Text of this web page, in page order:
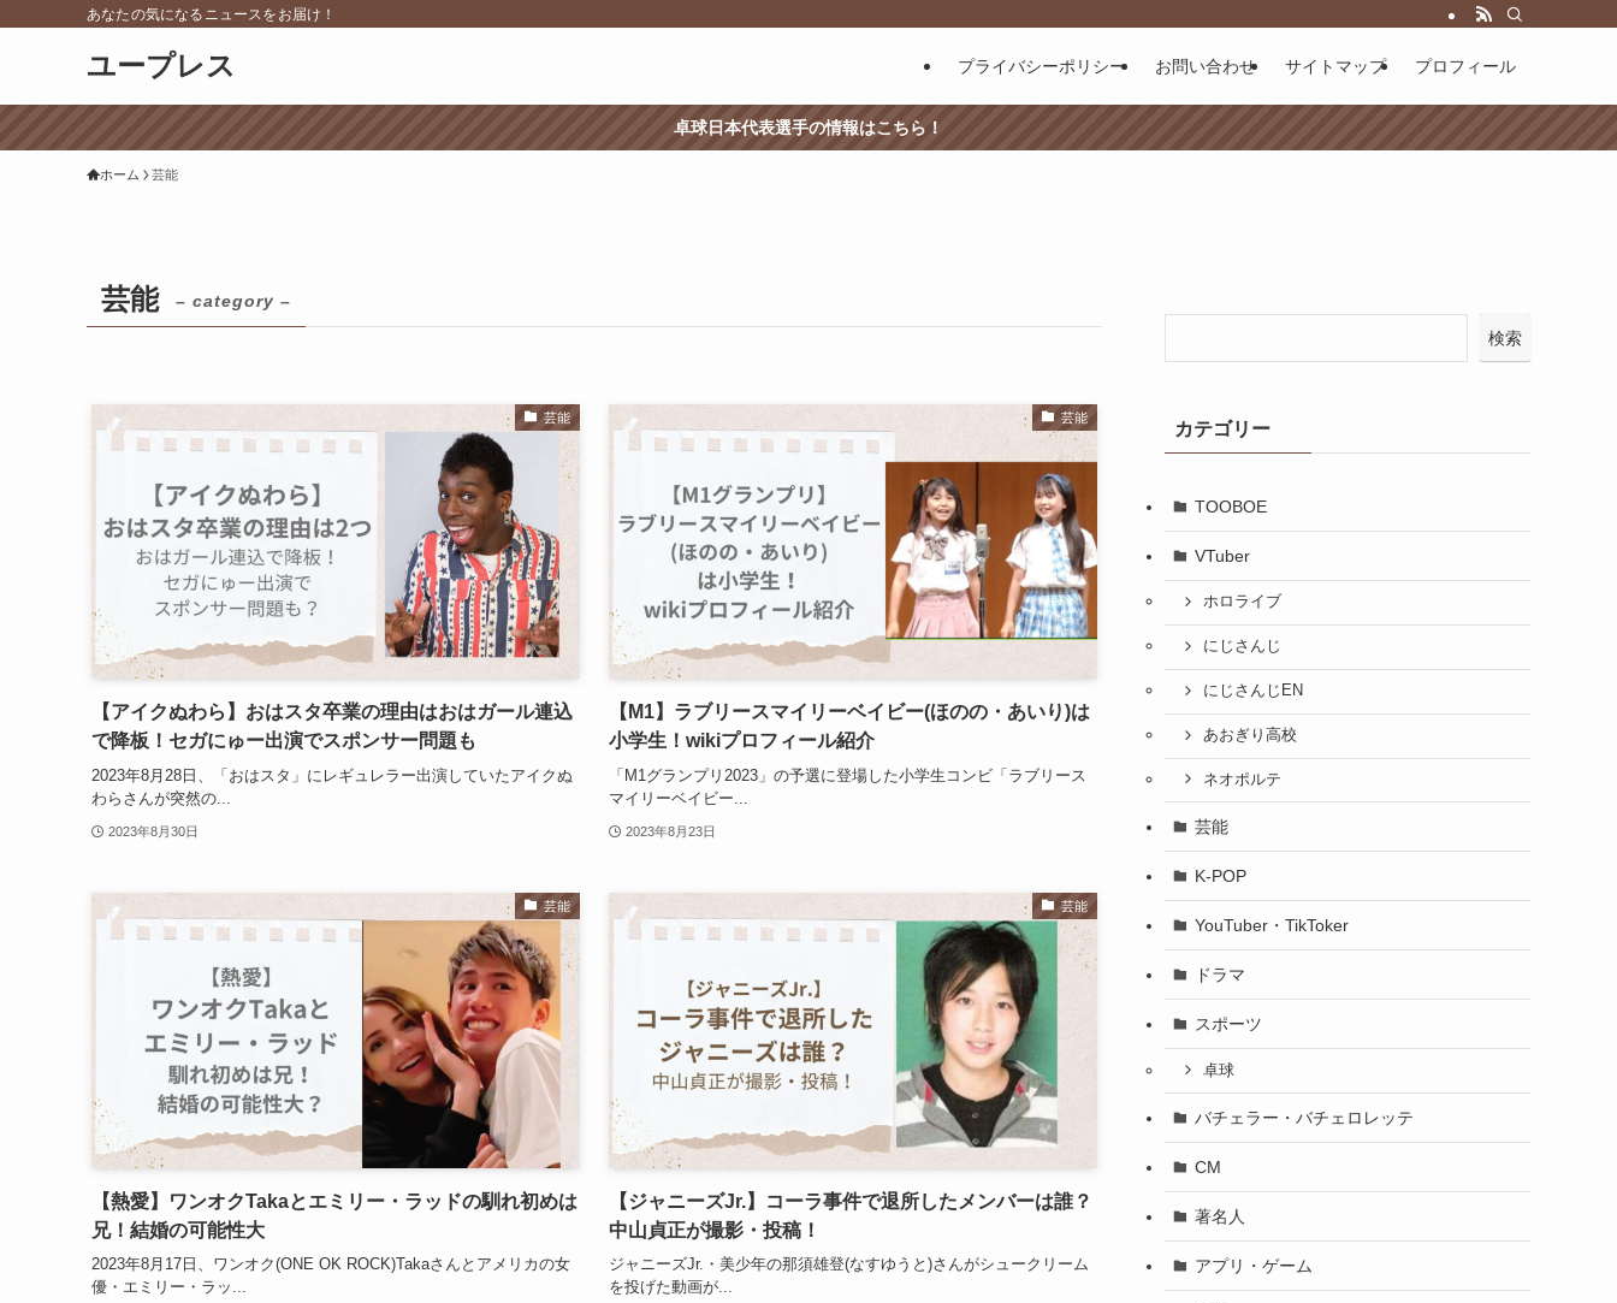
あなたの気になるニュースをお届け！
ユープレス プライバシーポリシー お問い合わせ サイトマップ プロフィール
卓球日本代表選手の情報はこちら！
ホーム 芸能
芸能 – category –
芸能
【アイクぬわら】おはスタ卒業の理由はおはガール連込
で降板！セガにゅー出演でスポンサー問題も
2023年8月28日、「おはスタ」にレギュレラー出演していたアイクぬ
わらさんが突然の...
2023年8月30日
芸能
【M1】ラブリースマイリーベイビー(ほのの・あいり)は
小学生！wikiプロフィール紹介
「M1グランプリ2023」の予選に登場した小学生コンビ「ラブリース
マイリーベイビー...
2023年8月23日
芸能
【熱愛】ワンオクTakaとエミリー・ラッドの馴れ初めは
兄！結婚の可能性大
2023年8月17日、ワンオク(ONE OK ROCK)Takaさんとアメリカの女
優・エミリー・ラッ...
芸能
【ジャニーズJr.】コーラ事件で退所したメンバーは誰？
中山貞正が撮影・投稿！
ジャニーズJr.・美少年の那須雄登(なすゆうと)さんがシュークリーム
を投げた動画が...
検索
カテゴリー
TOOBOE
VTuber
ホロライブ
にじさんじ
にじさんじEN
あおぎり高校
ネオポルテ
芸能
K-POP
YouTuber・TikToker
ドラマ
スポーツ
卓球
バチェラー・バチェロレッテ
CM
著名人
アプリ・ゲーム